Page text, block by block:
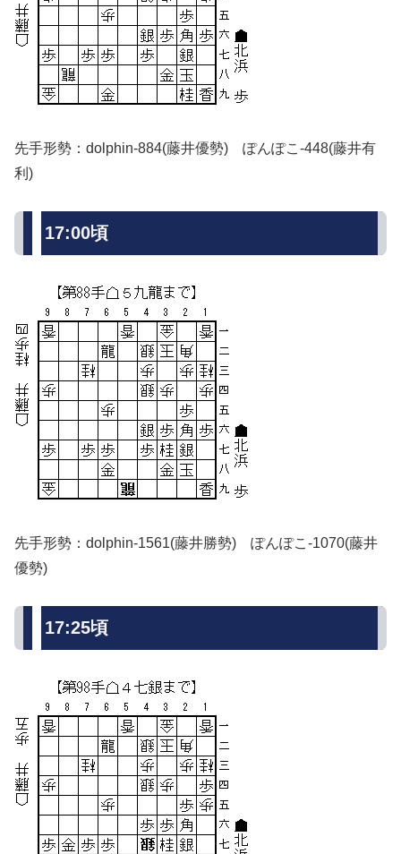
先手形勢：dolphin-884(藤井優勢) ぽんぽこ-448(藤井有
利)
17:00頃
先手形勢：dolphin-1561(藤井勝勢) ぽんぽこ-1070(藤井
優勢)
17:25頃